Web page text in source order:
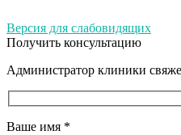
Версия для слабовидящих
Получить консультацию
Администратор клиники
Ваше имя *